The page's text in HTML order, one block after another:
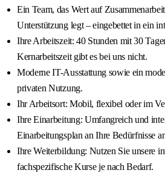
Ein Team, das Wert auf
Unterstützung legt – eingebettet in ein
Ihre Arbeitszeit: 40 Stunden mit 30
Kernarbeitszeit gibt es bei uns nicht.
Moderne IT-Ausstattung sowie ein
privaten Nutzung.
Ihr Arbeitsort: Mobil, flexibel oder im
Ihre Einarbeitung: Umfangreich und
Einarbeitungsplan an Ihre Bedürfnisse
Ihre Weiterbildung: Nutzen Sie unsere
fachspezifische Kurse je nach Bedarf.